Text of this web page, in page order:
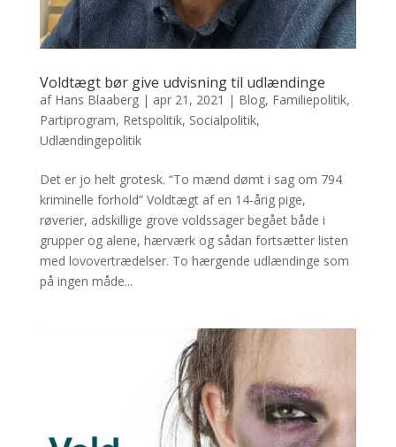
Voldtægt bør give udvisning til udlændinge
af Hans Blaaberg| apr 21, 2021 | Blog, Familiepolitik,
Partiprogram, Retspolitik, Socialpolitik,
Udlændingepolitik
Det er jo helt grotesk. “To mænd dømt i sag om 794
kriminelle forhold” Voldtægt af en 14-årig pige,
røverier, adskillige grove voldssager begået både i
grupper og alene, hærværk og sådan fortsætter listen
med lovovertrædelser. To hærgende udlændinge som
på ingen måde...